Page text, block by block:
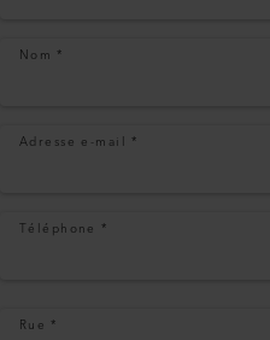
Nom *
Adresse e-mail *
Téléphone *
Rue *